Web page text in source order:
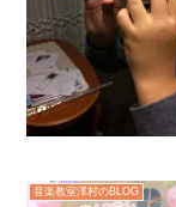
音楽教室澤村のBLOG